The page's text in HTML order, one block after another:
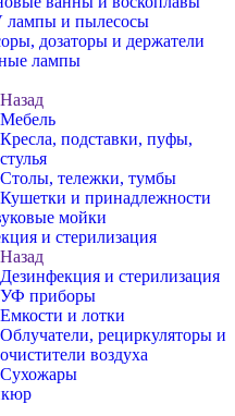
лампы и пылесосы
дозаторы и держатели
лампы
Назад
Мебель
Кресла, подставки, пуфы,
стулья
Столы, тележки, тумбы
Кушетки и принадлежности
мойки
и стерилизация
Назад
Дезинфекция и стерилизация
УФ приборы
Емкости и лотки
Облучатели, рециркуляторы и
очистители воздуха
Сухожары